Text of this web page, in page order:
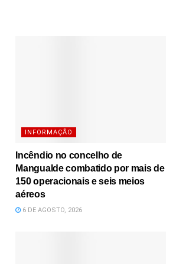
INFORMAÇÃO
Incêndio no concelho de
Mangualde combatido por mais de
150 operacionais e seis meios
aéreos
6 DE AGOSTO, 2026